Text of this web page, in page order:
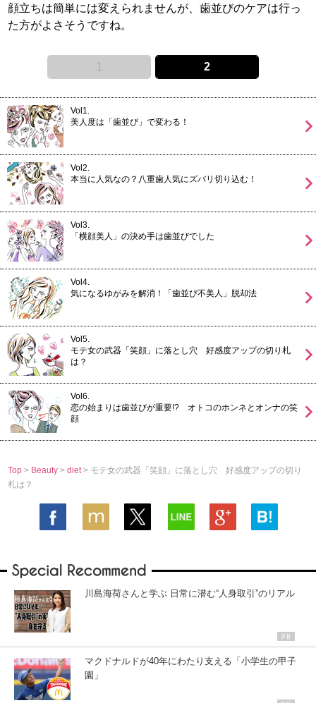
顔立ちは簡単には変えられませんが、歯並びのケアは行っ
た方がよさそうですね。
1 2
Vol1.
美人度は「歯並び」で変わる！
Vol2.
本当に人気なの？八重歯人気にズバリ切り込む！
Vol3.
「横顔美人」の決め手は歯並びでした
Vol4.
気になるゆがみを解消！「歯並び不美人」脱却法
Vol5.
モテ女の武器「笑顔」に落とし穴 好感度アップの切り札
は？
Vol6.
恋の始まりは歯並びが重要!? オトコのホンネとオンナの笑
顔
Top > Beauty> diet> モテ女の武器「笑顔」に落とし穴 好感度アップの切り
札は？
川島海荷さんと学ぶ 日常に潜む“人身取引”のリアル
マクドナルドが40年にわたり支える「小学生の甲子
園」